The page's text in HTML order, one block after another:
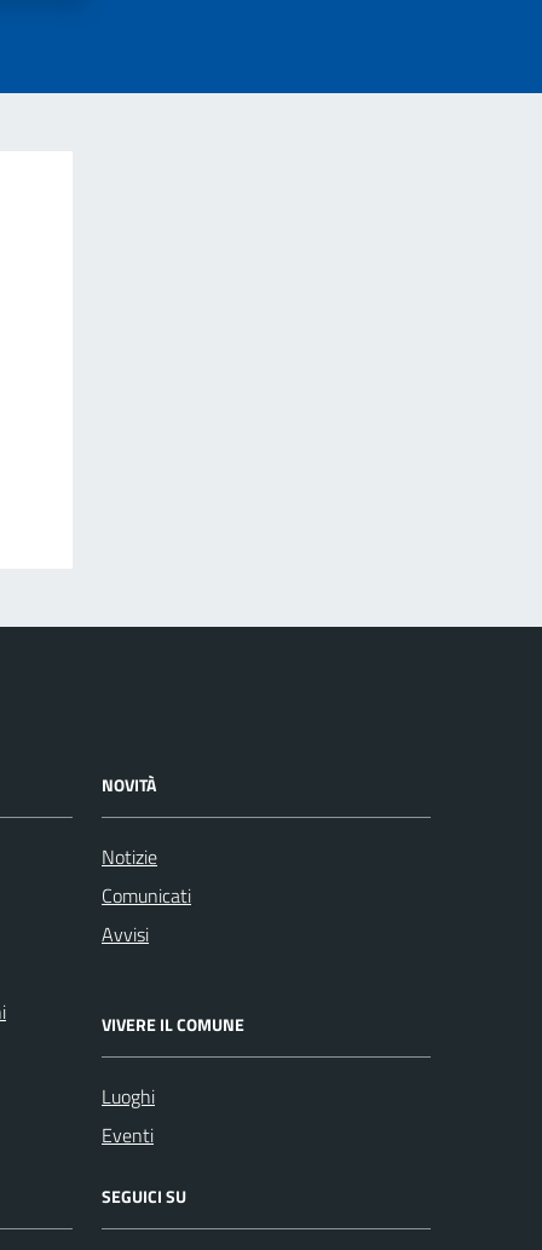
NOVITÀ
Notizie
Comunicati
Avvisi
VIVERE IL COMUNE
Luoghi
Eventi
SEGUICI SU